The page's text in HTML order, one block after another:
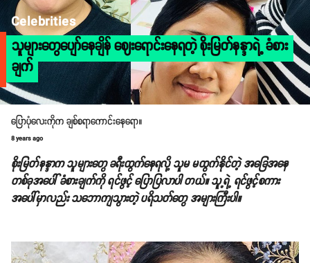
Celebrities
သူများတွေပျော်နေချိန် ဈေးရောင်းနေရတဲ့ စိုးမြတ်နန္ဒာရဲ့ ခံစား
ချက်
ပြောပုံလေးကိုက ချစ်စရာကောင်းနေရော။
8 years ago
စိုးမြတ်နန္ဒာက သူများတွေ ခရီးထွက်နေရလို့ သူမ မထွက်နိုင်တဲ့ အခြေအနေ
တစ်ခုအပေါ် ခံစားချက်ကို ရင်ဖွင့် ပြောပြလာပါ တယ်။ သူ့ရဲ့ ရင်ဖွင့်စကား
အပေါ်မှာလည်း သဘောကျသွားတဲ့ ပရိသတ်တွေ အများကြီးပါ။